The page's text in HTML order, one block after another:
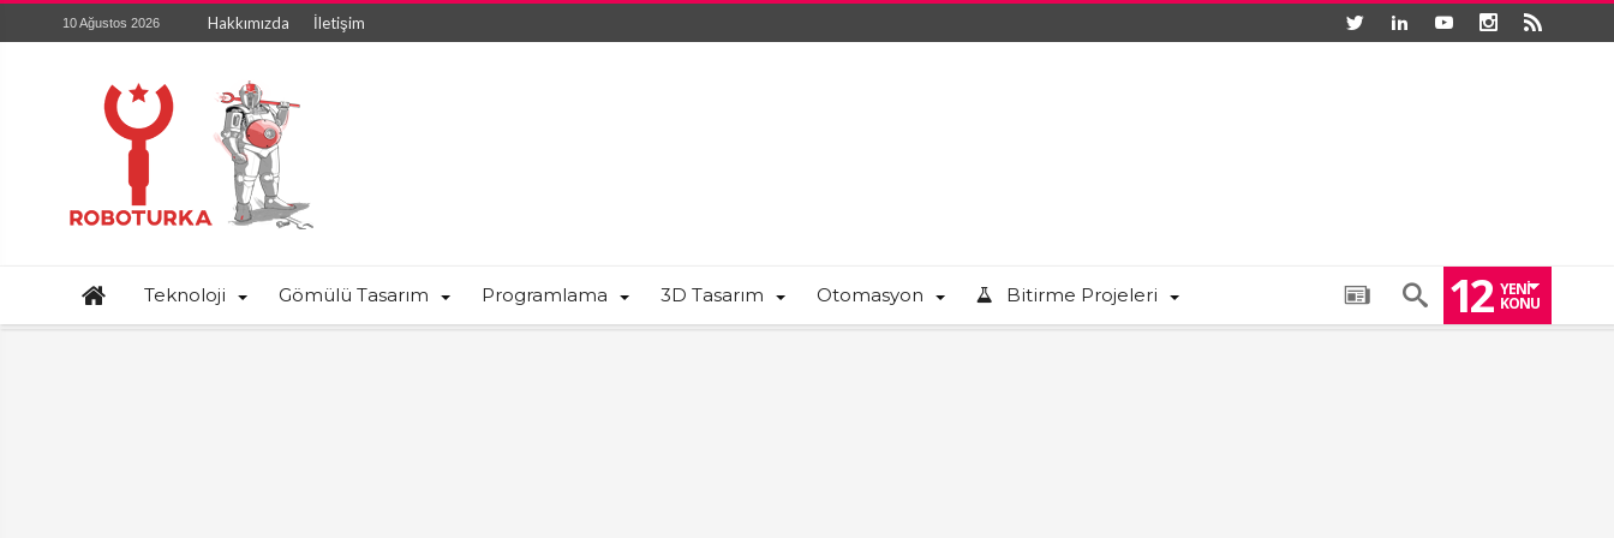
10 Ağustos 2026 Hakkımızda İletişim
Teknoloji Gömülü Tasarım Programlama 3D Tasarım Otomasyon Bitirme Projeleri 12 YENI
KONU